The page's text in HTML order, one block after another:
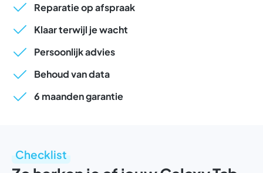
Reparatie op afspraak
Klaar terwijl je wacht
Persoonlijk advies
Behoud van data
6 maanden garantie
Checklist